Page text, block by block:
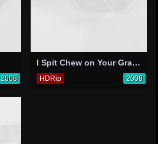
2008
I Spit Chew on Your Grave
HDRip 2008